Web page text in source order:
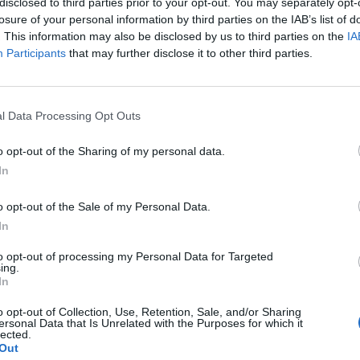
of your personal information by third parties on the IAB’s list of
This information may also be disclosed by us to third parties on the
Participants that may further disclose it to other third parties.
Data Processing Opt Outs
opt-out of the Sharing of my personal data.
opt-out of the Sale of my Personal Data.
opt-out of processing my Personal Data for Targeted
opt-out of Collection, Use, Retention, Sale, and/or Sharing
Data that Is Unrelated with the Purposes for which it
уламок ворожої ракети потрапив на територію
(@UKRINFORM)April 18, 2022
ataków rakietowych we Lwowie fragment pocisku trafił na teren